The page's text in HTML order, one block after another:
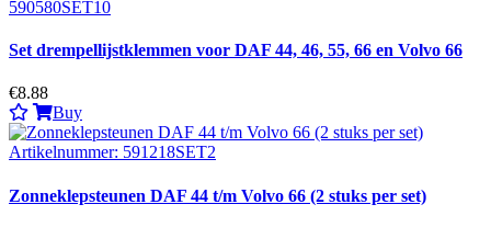
Set drempellijstklemmen voor DAF 44, 46, 55, 66 en Volvo 66
€8.88
Buy
Zonneklepsteunen DAF 44 t/m Volvo 66 (2 stuks per set)